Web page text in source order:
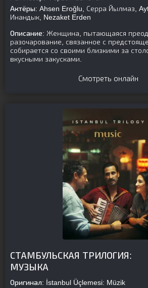
Актёры: Ahsen Eroğlu, Серра Йылмаз,
Инандык, Nezaket Erden
Описание: Женщина, пытающаяся
разочарование, связанное с
собирается со своими близкими за
вкусными закусками.
Смотреть онлайн
СТАМБУЛЬСКАЯ ТРИЛОГИЯ:
МУЗЫКА
Оригинал: İstanbul Üçlemesi: Müzik